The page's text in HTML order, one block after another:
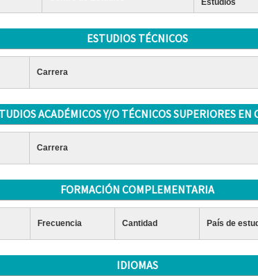
Estudios
ESTUDIOS TÉCNICOS
Carrera
ACADÉMICOS Y/O TÉCNICOS SUPERIORES EN
Carrera
FORMACIÓN COMPLEMENTARIA
Frecuencia Cantidad País de
IDIOMAS